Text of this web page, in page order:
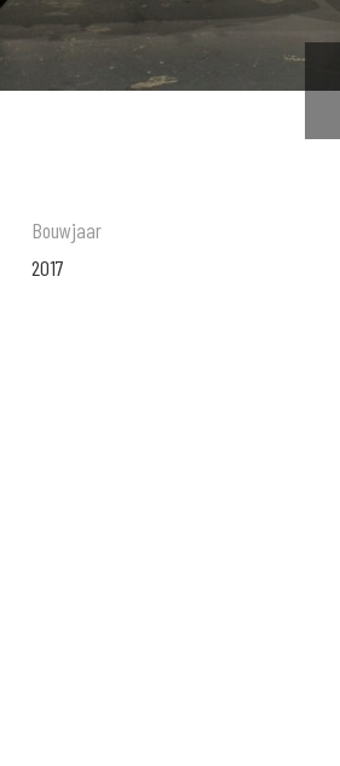
Bouwjaar
2017